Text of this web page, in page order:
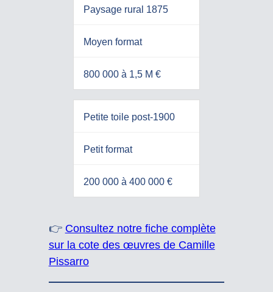
Paysage rural 1875
Moyen format
800 000 à 1,5 M €
Petite toile post-1900
Petit format
200 000 à 400 000 €
👉 Consultez notre fiche complète
sur la cote des œuvres de Camille
Pissarro